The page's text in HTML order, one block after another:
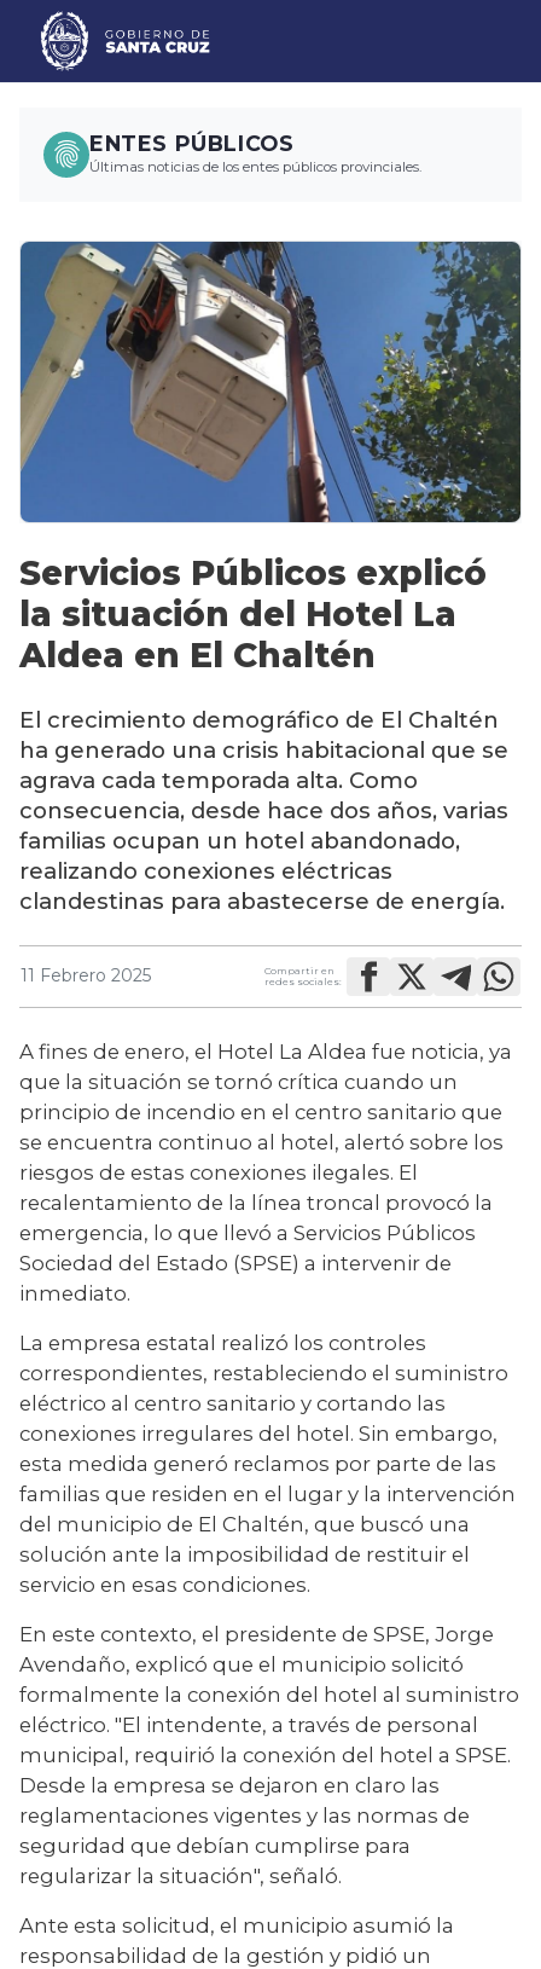
ENTES PÚBLICOS
Últimas noticias de los entes públicos provinciales.
Servicios Públicos explicó
la situación del Hotel La
Aldea en El Chaltén
El crecimiento demográfico de El Chaltén
ha generado una crisis habitacional que se
agrava cada temporada alta. Como
consecuencia, desde hace dos años, varias
familias ocupan un hotel abandonado,
realizando conexiones eléctricas
clandestinas para abastecerse de energía.
11 Febrero 2025
Compartir en
redes sociales:
A fines de enero, el Hotel La Aldea fue noticia, ya
que la situación se tornó crítica cuando un
principio de incendio en el centro sanitario que
se encuentra continuo al hotel, alertó sobre los
riesgos de estas conexiones ilegales. El
recalentamiento de la línea troncal provocó la
emergencia, lo que llevó a Servicios Públicos
Sociedad del Estado (SPSE) a intervenir de
inmediato.
La empresa estatal realizó los controles
correspondientes, restableciendo el suministro
eléctrico al centro sanitario y cortando las
conexiones irregulares del hotel. Sin embargo,
esta medida generó reclamos por parte de las
familias que residen en el lugar y la intervención
del municipio de El Chaltén, que buscó una
solución ante la imposibilidad de restituir el
servicio en esas condiciones.
En este contexto, el presidente de SPSE, Jorge
Avendaño, explicó que el municipio solicitó
formalmente la conexión del hotel al suministro
eléctrico. "El intendente, a través de personal
municipal, requirió la conexión del hotel a SPSE.
Desde la empresa se dejaron en claro las
reglamentaciones vigentes y las normas de
seguridad que debían cumplirse para
regularizar la situación", señaló.
Ante esta solicitud, el municipio asumió la
responsabilidad de la gestión y pidió un